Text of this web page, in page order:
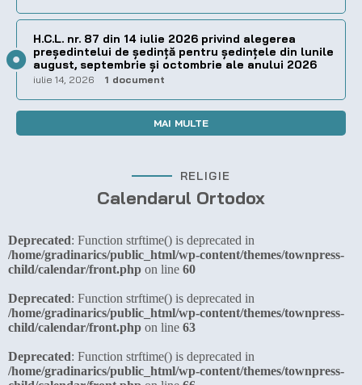
H.C.L. nr. 87 din 14 iulie 2026 privind alegerea
preşedintelui de şedinţă pentru ședințele din lunile
august, septembrie și octombrie ale anului 2026
iulie 14, 2026 1 document
MAI MULTE
RELIGIE
Calendarul Ortodox